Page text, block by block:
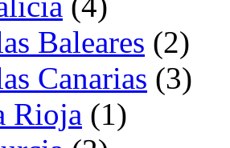
Baleares (2)
Canarias (3)
Rioja (1)